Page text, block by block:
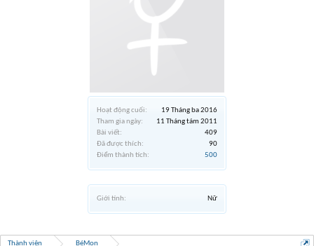
Hoạt động cuối:
19 Tháng ba 2016
Tham gia ngày:
11 Tháng tám 2011
Bài viết:
409
Đã được thích:
90
Điểm thành tích:
500
Giới tính: Nữ
Thành viên BéMon